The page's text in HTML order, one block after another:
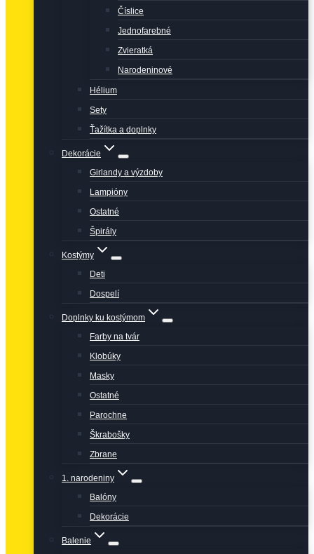
Číslice
Jednofarebné
Zvieratká
Narodeninové
Hélium
Sety
Ťažítka a doplnky
Dekorácie
Girlandy a výzdoby
Lampióny
Ostatné
Špirály
Kostýmy
Deti
Dospelí
Doplnky ku kostýmom
Farby na tvár
Klobúky
Masky
Ostatné
Parochne
Škrabošky
Zbrane
1. narodeniny
Balóny
Dekorácie
Balenie